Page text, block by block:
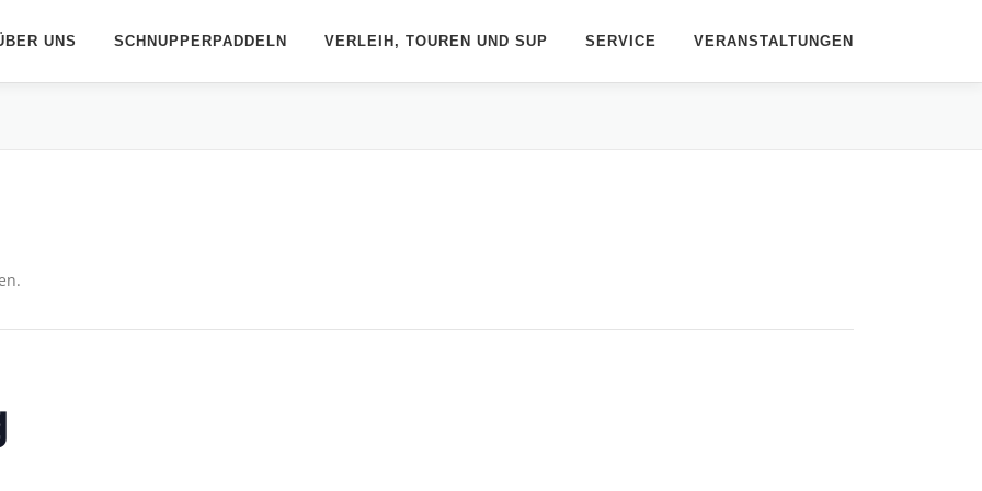
UNS SCHNUPPERPADDELN VERLEIH, TOUREN UND SUP SERVICE VERANSTALTUNGEN